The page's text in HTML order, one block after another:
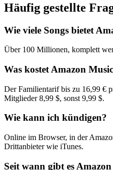
Häufig gestellte
Wie viele Songs bietet
Über 100 Millionen, komplett
Was kostet Amazon
Der Familientarif bis zu 16,99 €
Mitglieder 8,99 $, sonst 9,99 $.
Wie kann ich kündigen?
Online im Browser, in der
Drittanbieter wie iTunes.
Seit wann gibt es